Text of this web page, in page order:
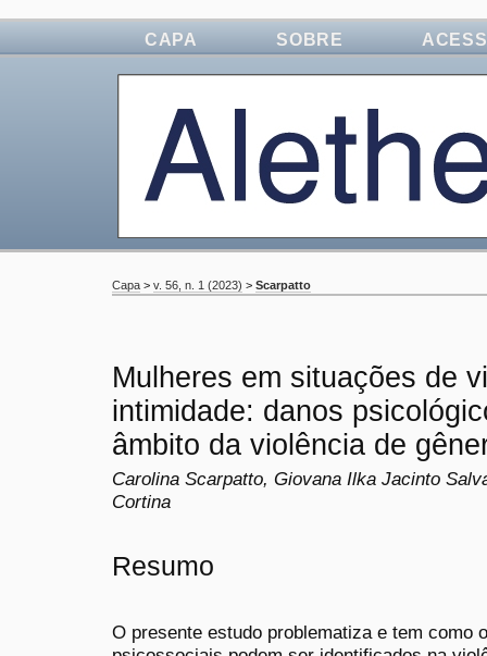
CAPA SOBRE
Capa > v. 56, n. 1 (2023) > Scarpatto
Mulheres em situações de
intimidade: danos
âmbito da violência de
Carolina Scarpatto, Giovana Ilka Jacinto
Cortina
Resumo
O presente estudo problematiza e tem como